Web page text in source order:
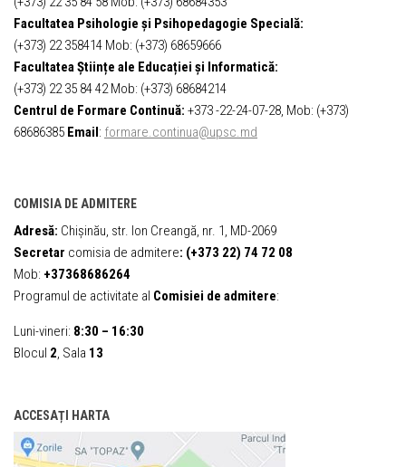
Facultatea Psihologie și Psihopedagogie Specială:
(+373) 22 358414 Mob: (+373) 68659666
Facultatea Științe ale Educației și Informatică:
(+373) 22 35 84 42 Mob: (+373) 68684214
Centrul de Formare Continuă: +373 -22-24-07-28, Mob: (+373)
68686385 Email: formare.continua@upsc.md
COMISIA DE ADMITERE
Adresă: Chișinău, str. Ion Creangă, nr. 1, MD-2069
Secretar comisia de admitere: (+373 22) 74 72 08
Mob: +37368686264
Programul de activitate al Comisiei de admitere:
Luni-vineri: 8:30 – 16:30
Blocul 2 , Sala 13
ACCESAȚI HARTA